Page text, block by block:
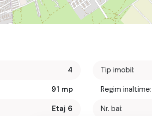
4
91 mp
Etaj 6
Tip imobil:
Regim inaltime:
Nr. bai: